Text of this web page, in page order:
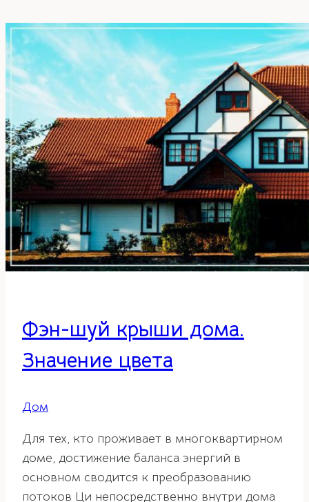
Фэн-шуй крыши дома.
Значение цвета
Дом
Для тех, кто проживает в многоквартирном
доме, достижение баланса энергий в
основном сводится к преобразованию
потоков Ци непосредственно внутри дома